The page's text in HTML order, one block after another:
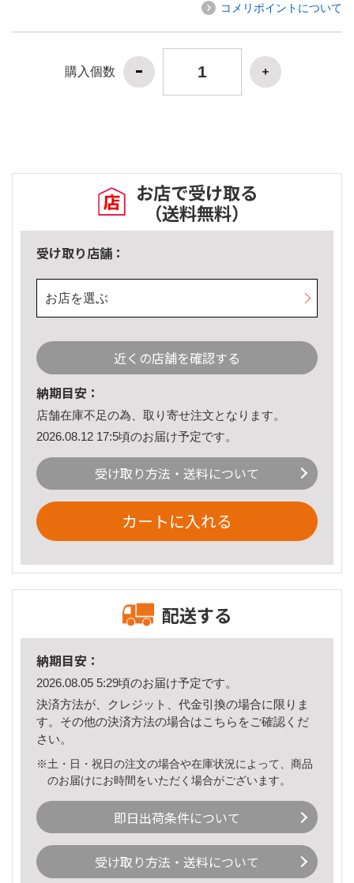
コメリポイントについて
購入個数
お店で受け取る
（送料無料）
受け取り店舗：
お店を選ぶ
近くの店舗を確認する
納期目安：
店舗在庫不足の為、取り寄せ注文となります。
2026.08.12 17:5頃のお届け予定です。
受け取り方法・送料について
カートに入れる
配送する
納期目安：
2026.08.05 5:29頃のお届け予定です。
決済方法が、クレジット、代金引換の場合に限りま
す。その他の決済方法の場合はこちら をご確認くだ
さい。
※土・日・祝日の注文の場合や在庫状況によって、商品
のお届けにお時間をいただく場合がございます。
即日出荷条件について
受け取り方法・送料について